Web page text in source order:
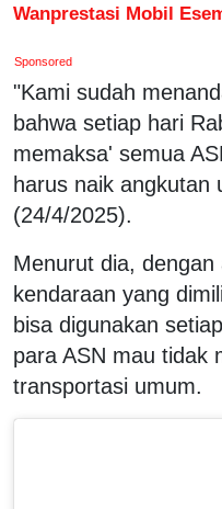
Wanprestasi Mobil
Sponsored
"Kami sudah
bahwa setiap hari
memaksa' semua
harus naik angkutan
(24/4/2025).
Menurut dia,
kendaraan yang
bisa digunakan
para ASN mau tidak
transportasi umum.